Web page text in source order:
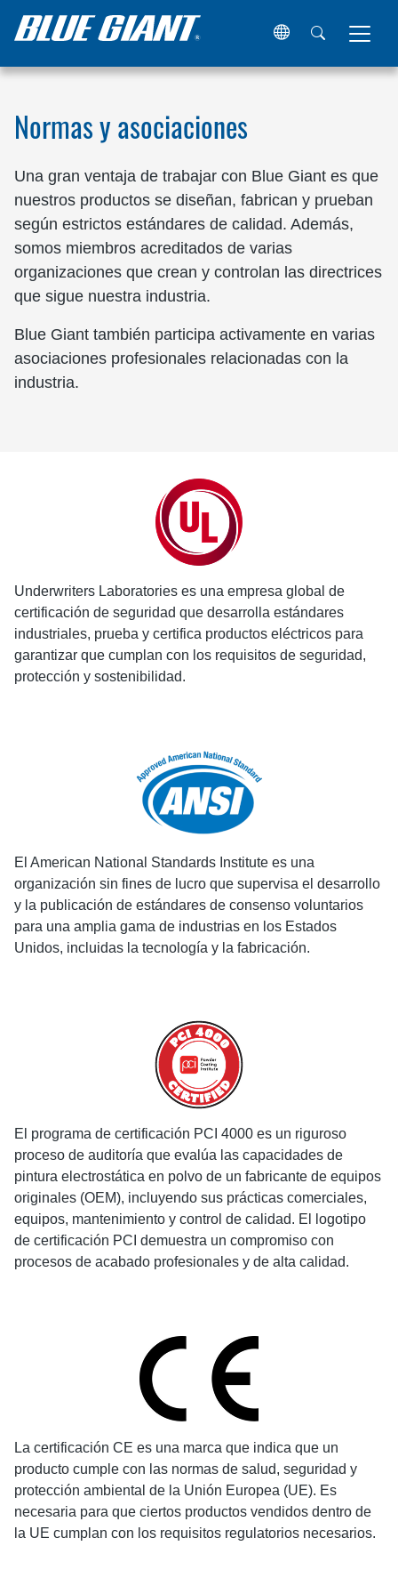
Hogar Acerca de Blue Giant Normas y asociaciones
Normas y asociaciones
Una gran ventaja de trabajar con Blue Giant es que
nuestros productos se diseñan, fabrican y prueban
según estrictos estándares de calidad. Además,
somos miembros acreditados de varias
organizaciones que crean y controlan las directrices
que sigue nuestra industria.
Blue Giant también participa activamente en varias
asociaciones profesionales relacionadas con la
industria.
Underwriters Laboratories es una empresa global de
certificación de seguridad que desarrolla estándares
industriales, prueba y certifica productos eléctricos para
garantizar que cumplan con los requisitos de seguridad,
protección y sostenibilidad.
El American National Standards Institute es una
organización sin fines de lucro que supervisa el desarrollo
y la publicación de estándares de consenso voluntarios
para una amplia gama de industrias en los Estados
Unidos, incluidas la tecnología y la fabricación.
El programa de certificación PCI 4000 es un riguroso
proceso de auditoría que evalúa las capacidades de
pintura electrostática en polvo de un fabricante de equipos
originales (OEM), incluyendo sus prácticas comerciales,
equipos, mantenimiento y control de calidad. El logotipo
de certificación PCI demuestra un compromiso con
procesos de acabado profesionales y de alta calidad.
La certificación CE es una marca que indica que un
producto cumple con las normas de salud, seguridad y
protección ambiental de la Unión Europea (UE). Es
necesaria para que ciertos productos vendidos dentro de
la UE cumplan con los requisitos regulatorios necesarios.